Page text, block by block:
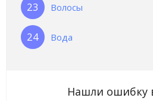
Волосы
Вода
Нашли ошибку